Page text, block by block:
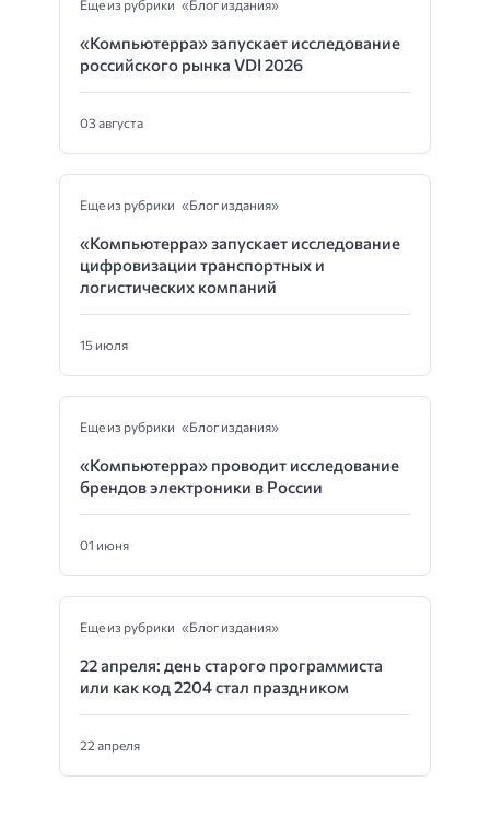
Еще из рубрики «Блог издания»
«Компьютерра» запускает исследование
российского рынка VDI 2026
03 августа
Еще из рубрики «Блог издания»
«Компьютерра» запускает исследование
цифровизации транспортных и
логистических компаний
15 июля
Еще из рубрики «Блог издания»
«Компьютерра» проводит исследование
брендов электроники в России
01 июня
Еще из рубрики «Блог издания»
22 апреля: день старого программиста
или как код 2204 стал праздником
22 апреля